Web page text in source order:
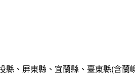
、屏東縣、宜蘭縣、臺東縣(含